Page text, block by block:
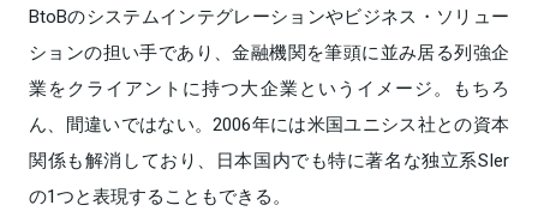
BtoBのシステムインテグレーションやビジネス・ソリュー
ションの担い手であり、金融機関を筆頭に並み居る列強企
業をクライアントに持つ大企業というイメージ。もちろ
ん、間違いではない。2006年には米国ユニシス社との資本
関係も解消しており、日本国内でも特に著名な独立系SIer
の1つと表現することもできる。